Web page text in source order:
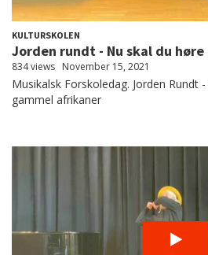
KULTURSKOLEN
Jorden rundt - Nu skal du høre
834 views November 15, 2021
Musikalsk Forskoledag. Jorden Rundt
gammel afrikaner